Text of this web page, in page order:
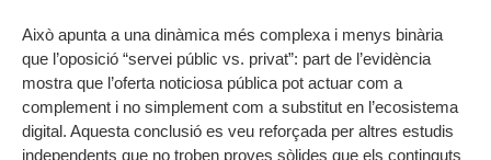
Això apunta a una dinàmica més complexa i menys binària
que l’oposició “servei públic vs. privat”: part de l’evidència
mostra que l’oferta noticiosa pública pot actuar com a
complement i no simplement com a substitut en l’ecosistema
digital. Aquesta conclusió es veu reforçada per altres estudis
independents que no troben proves sòlides que els continguts